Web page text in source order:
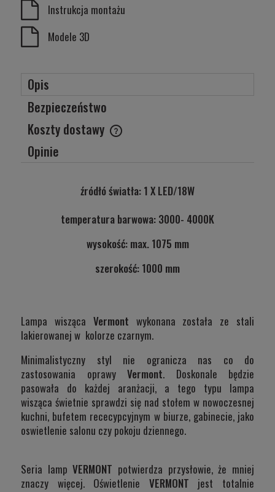
Instrukcja montażu
Modele 3D
Opis
Bezpieczeństwo
Koszty dostawy
Cena nie zawiera ewentualnych kosztów płatności
Opinie
źródłó światła: 1 X LED/18W
temperatura barwowa: 3000- 4000K
wysokość: max. 1075 mm
szerokość: 1000 mm
Lampa wisząca Vermont wykonana została ze stali
lakierowanej w kolorze czarnym.
Minimalistyczny styl nie ogranicza nas co do
zastosowania oprawy Vermont. Doskonale będzie
pasowała do każdej aranżacji, a tego typu lampa
wisząca świetnie sprawdzi się nad stołem w nowoczesnej
kuchni, bufetem rececypcyjnym w biurze, gabinecie, jako
oswietlenie salonu czy pokoju dziennego.
Seria lampVERMONT potwierdza przysłowie, że mniej
znaczy więcej. Oświetlenie VERMONT jest totalnie